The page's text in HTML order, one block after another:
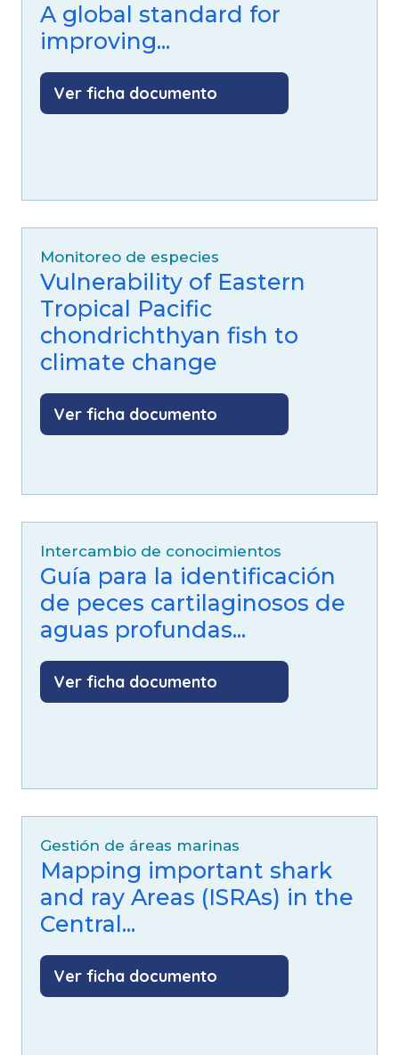
A global standard for
improving...
Ver ficha documento
Monitoreo de especies
Vulnerability of Eastern
Tropical Pacific
chondrichthyan fish to
climate change
Ver ficha documento
Intercambio de conocimientos
Guía para la identificación
de peces cartilaginosos de
aguas profundas...
Ver ficha documento
Gestión de áreas marinas
Mapping important shark
and ray Areas (ISRAs) in the
Central...
Ver ficha documento